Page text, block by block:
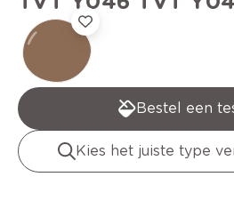
Bestel een
Kies het juiste type